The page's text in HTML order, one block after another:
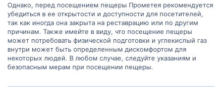
Однако, перед посещением пещеры Прометея рекомендуется
убедиться в ее открытости и доступности для посетителей,
так как иногда она закрыта на реставрацию или по другим
причинам. Также имейте в виду, что посещение пещеры
может потребовать физической подготовки и углекислый газ
внутри может быть определенным дискомфортом для
некоторых людей. В любом случае, следуйте указаниям и
безопасным мерам при посещении пещеры.